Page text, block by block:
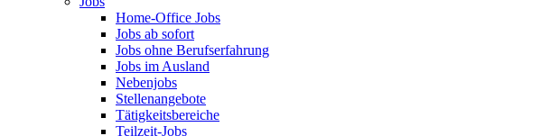
Home-Office Jobs
Jobs ab sofort
Jobs ohne Berufserfahrung
Jobs im Ausland
Nebenjobs
Stellenangebote
Tätigkeitsbereiche
Teilzeit-Jobs